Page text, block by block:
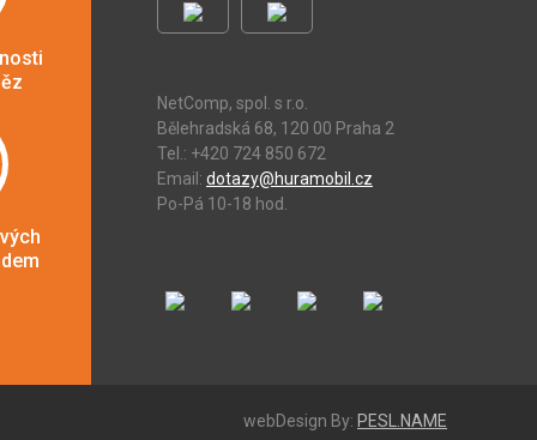
NetComp, spol. s r.o.
Bělehradská 68, 120 00 Praha 2
Tel.: +420 724 850 672
Email: dotazy@huramobil.cz
Po-Pá 10-18 hod.
webDesign By: PESL.NAME